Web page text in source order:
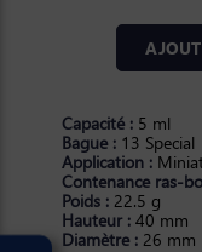
Capacité : 5 ml
Bague : 13 Special
Application :
Contenance ras-
Poids : 22.5 g
Hauteur : 40 mm
Diamètre : 26 mm